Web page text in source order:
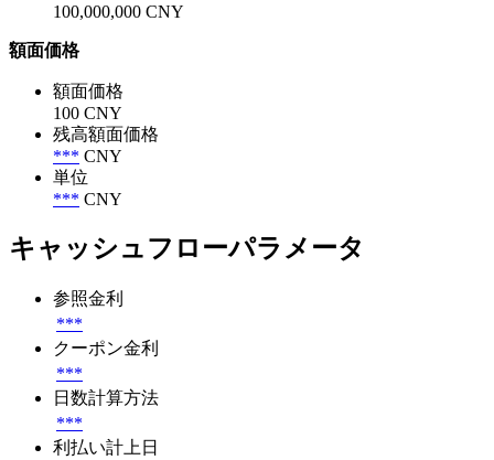
100,000,000 CNY
額面価格
額面価格
100 CNY
残高額面価格
*** CNY
単位
*** CNY
キャッシュフローパラメータ
参照金利
***
クーポン金利
***
日数計算方法
***
利払い計上日